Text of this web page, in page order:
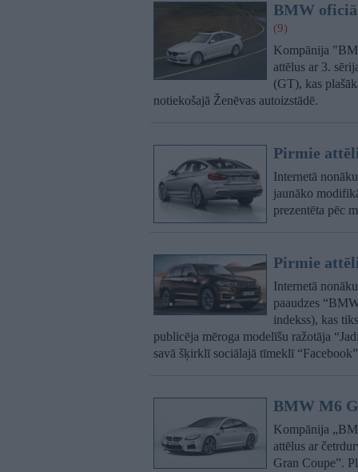
BMW
(9)
Kompānija
attēlus ar 3.
(GT), kas
notiekošajā Ženēvas autoizstādē.
Pirmie
Internetā
jaunāko
prezentēta pēc
Pirmie
Internetā
paaudzes
indekss), kas
publicēja mēroga modelīšu ražotāja
savā šķirklī sociālajā tīmeklī
BMW M6
Kompānija
attēlus ar
Gran Coupe”.